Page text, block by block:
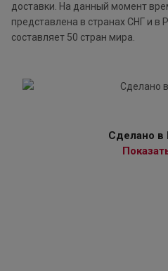
доставки. На данный момент
представлена в странах СНГ и в
составляет 50 стран мира.
Сделано в